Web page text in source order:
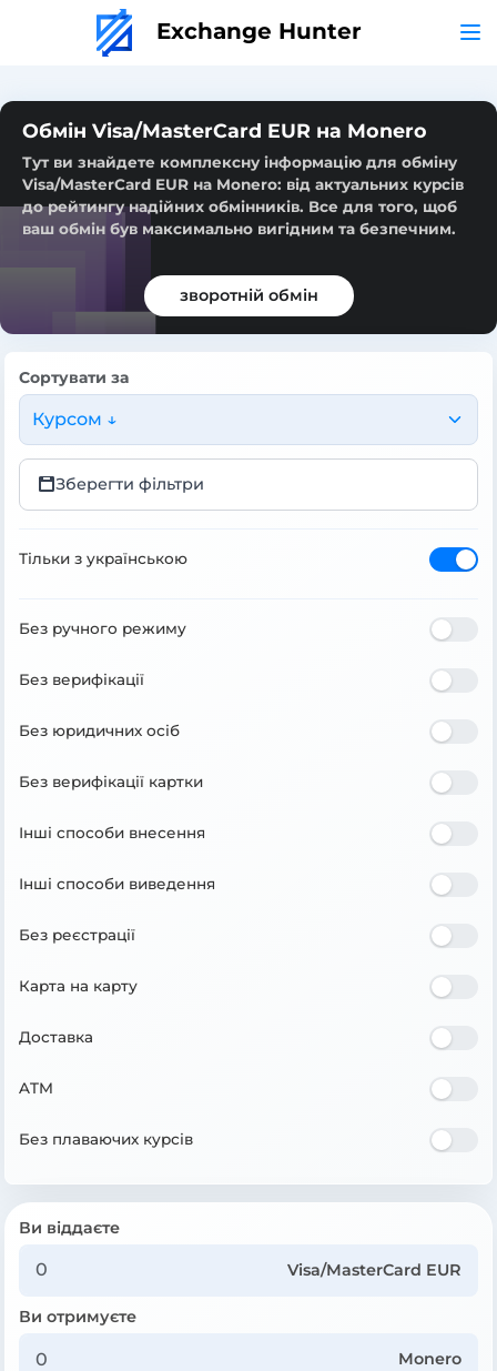
Exchange Hunter
Обмін Visa/MasterCard EUR на Monero
Тут ви знайдете комплексну інформацію для обміну
Visa/MasterCard EUR на Monero: від актуальних курсів
до рейтингу надійних обмінників. Все для того, щоб
ваш обмін був максимально вигідним та безпечним.
зворотній обмін
Сортувати за
Курсом ↓
Зберегти фільтри
Тільки з українською
Без ручного режиму
Без верифікації
Без юридичних осіб
Без верифікації картки
Інші способи внесення
Інші способи виведення
Без реєстрації
Карта на карту
Доставка
ATM
Без плаваючих курсів
Ви віддаєте
Visa/MasterCard EUR
Ви отримуєте
Monero